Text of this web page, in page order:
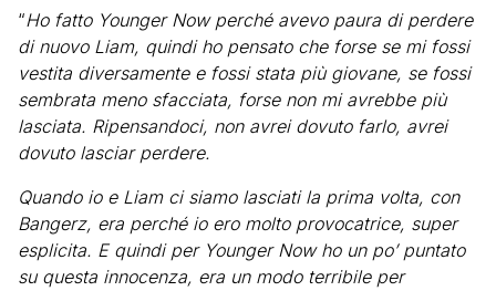
“Ho fatto Younger Now perché avevo paura di perdere
di nuovo Liam, quindi ho pensato che forse se mi fossi
vestita diversamente e fossi stata più giovane, se fossi
sembrata meno sfacciata, forse non mi avrebbe più
lasciata. Ripensandoci, non avrei dovuto farlo, avrei
dovuto lasciar perdere.
Quando io e Liam ci siamo lasciati la prima volta, con
Bangerz, era perché io ero molto provocatrice, super
esplicita. E quindi per Younger Now ho un po’ puntato
su questa innocenza, era un modo terribile per